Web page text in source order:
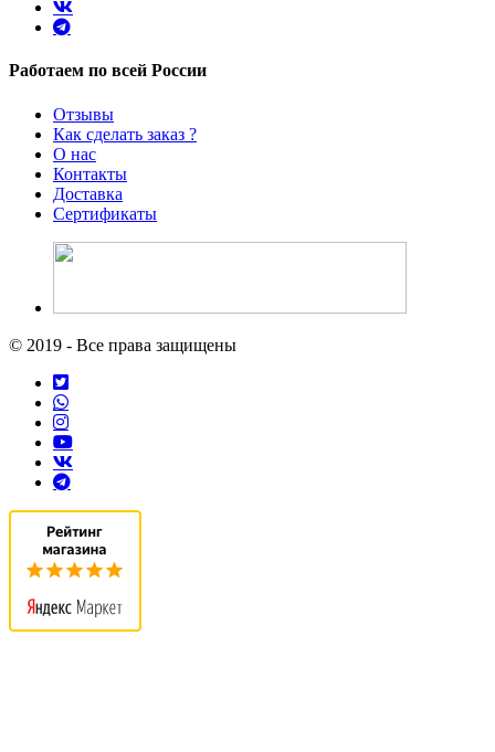
Работаем по всей России
Отзывы
Как сделать заказ ?
О нас
Контакты
Доставка
Сертификаты
© 2019 - Все права защищены